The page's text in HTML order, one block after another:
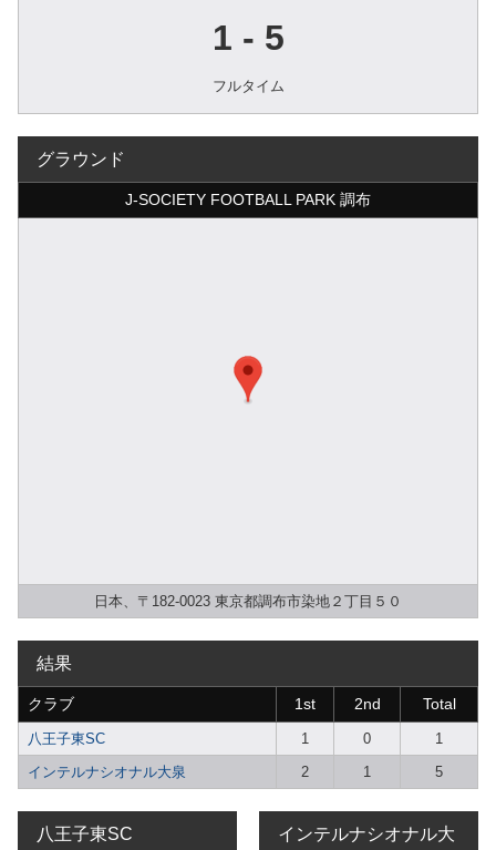
1 - 5
フルタイム
グラウンド
J-SOCIETY FOOTBALL PARK 調布
日本、〒182-0023 東京都調布市染地２丁目５０
結果
クラブ 1st 2nd Total
八王子東SC 1 0
1
インテルナシオナル大泉
2 1 5
八王子東SC
インテルナシオナル大